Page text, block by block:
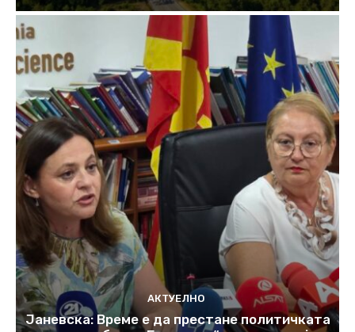
АКТУЕЛНО
Јаневска: Време е да престане политичката